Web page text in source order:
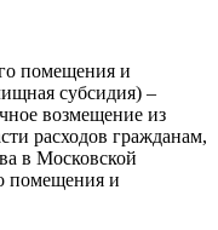
помещения и
субсидия) –
возмещение из
расходов гражданам,
в Московской
помещения и